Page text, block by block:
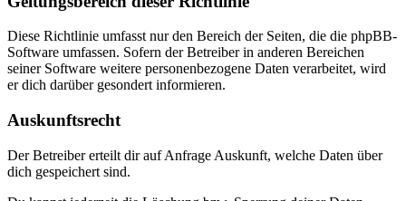
Diese Richtlinie umfasst nur den Bereich der Seiten, die die phpBB-
Software umfassen. Sofern der Betreiber in anderen Bereichen
seiner Software weitere personenbezogene Daten verarbeitet, wird
er dich darüber gesondert informieren.
Auskunftsrecht
Der Betreiber erteilt dir auf Anfrage Auskunft, welche Daten über
dich gespeichert sind.